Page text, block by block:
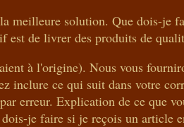
meilleure solution. Que dois-je
de livrer des produits de
à l'origine). Nous vous
inclure ce qui suit dans votre
erreur. Explication de ce que
je faire si je reçois un article